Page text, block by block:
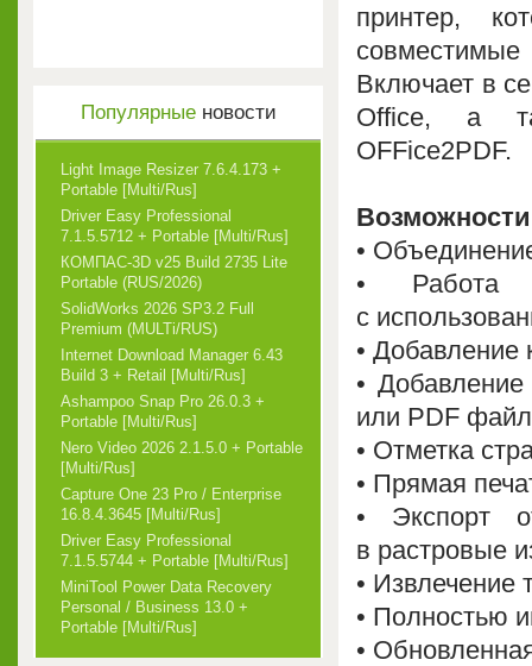
принтер,
совместимые
Включает в
Office, а
OFFice2PDF.
•
• Работа
с
• Добавление
•
или PDF
• Отметка
• Прямая
• Экспорт
в растровые
• Извлечение
• Полностью
•
Популярныеновости
Light Image Resizer 7.6.4.173 +
Portable [Multi/Rus]
Driver Easy Professional
7.1.5.5712 + Portable [Multi/Rus]
КОМПАС-3D v25 Build 2735 Lite
Portable (RUS/2026)
SolidWorks 2026 SP3.2 Full
Premium (MULTi/RUS)
Internet Download Manager 6.43
Build 3 + Retail [Multi/Rus]
Ashampoo Snap Pro 26.0.3 +
Portable [Multi/Rus]
Nero Video 2026 2.1.5.0 + Portable
[Multi/Rus]
Capture One 23 Pro / Enterprise
16.8.4.3645 [Multi/Rus]
Driver Easy Professional
7.1.5.5744 + Portable [Multi/Rus]
MiniTool Power Data Recovery
Personal / Business 13.0 +
Portable [Multi/Rus]